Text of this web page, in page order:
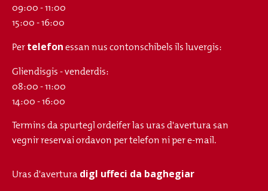
09:00 - 11:00
15:00 - 16:00
Pertelefonessan nus contonschibels ils luvergis:
Gliendisgis - venderdis:
08:00 - 11:00
14:00 - 16:00
Termins da spurtegl ordeifer las uras d'avertura san
vegnir reservai ordavon per telefon ni per e-mail.
Uras d'averturadigl uffeci da baghegiar